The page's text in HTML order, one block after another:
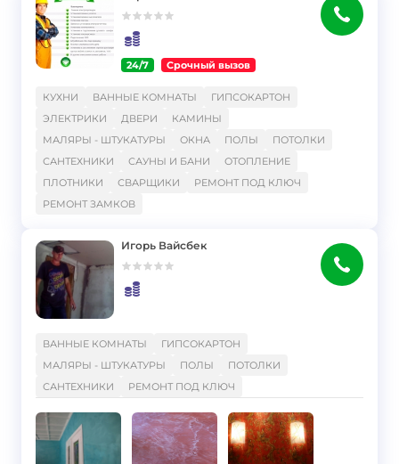
24/7 Срочный вызов
КУХНИ ВАННЫЕ КОМНАТЫ
ГИПСОКАРТОН
ЭЛЕКТРИКИ
ДВЕРИ
КАМИНЫ
МАЛЯРЫ - ШТУКАТУРЫ
ОКНА ПОЛЫ
ПОТОЛКИ
САНТЕХНИКИ
САУНЫ И БАНИ
ОТОПЛЕНИЕ
ПЛОТНИКИ
СВАРЩИКИ
РЕМОНТ ПОД КЛЮЧ
РЕМОНТ ЗАМКОВ
Игорь Вайсбек
ВАННЫЕ КОМНАТЫ
ГИПСОКАРТОН
МАЛЯРЫ - ШТУКАТУРЫ
ПОЛЫ
ПОТОЛКИ
САНТЕХНИКИ
РЕМОНТ ПОД КЛЮЧ